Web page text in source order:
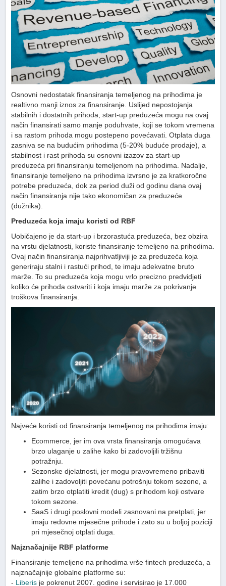
Osnovni nedostatak finansiranja temeljenog na prihodima je
realtivno manji iznos za finansiranje. Uslijed nepostojanja
stabilnih i dostatnih prihoda, start-up preduzeća mogu na ovaj
način finansirati samo manje poduhvate, koji se tokom vremena
i sa rastom prihoda mogu postepeno povećavati. Otplata duga
zasniva se na budućim prihodima (5-20% buduće prodaje), a
stabilnost i rast prihoda su osnovni izazov za start-up
preduzeća pri finansiranju temeljenom na prihodima. Nadalje,
finansiranje temeljeno na prihodima izvrsno je za kratkoročne
potrebe preduzeća, dok za period duži od godinu dana ovaj
način finansiranja nije tako ekonomičan za preduzeće
(dužnika).
Preduzeća koja imaju koristi od RBF
Uobičajeno je da start-up i brzorastuća preduzeća, bez obzira
na vrstu djelatnosti, koriste finansiranje temeljeno na prihodima.
Ovaj način finansiranja najprihvatljiviji je za preduzeća koja
generiraju stalni i rastući prihod, te imaju adekvatne bruto
marže. To su preduzeća koja mogu vrlo precizno predvidjeti
koliko će prihoda ostvariti i koja imaju marže za pokrivanje
troškova finansiranja.
Najveće koristi od finansiranja temeljenog na prihodima imaju:
Ecommerce, jer im ova vrsta finansiranja omogućava
brzo ulaganje u zalihe kako bi zadovoljili tržišnu
potražnju.
Sezonske djelatnosti, jer mogu pravovremeno pribaviti
zalihe i zadovoljiti povećanu potrošnju tokom sezone, a
zatim brzo otplatiti kredit (dug) s prihodom koji ostvare
tokom sezone.
SaaS i drugi poslovni modeli zasnovani na pretplati, jer
imaju redovne mjesečne prihode i zato su u boljoj poziciji
pri mjesečnoj otplati duga.
Najznačajnije RBF platforme
Finansiranje temeljeno na prihodima vrše fintech preduzeća, a
najznačajnije globalne platforme su:
- Liberis je pokrenut 2007. godine i servisirao je 17.000